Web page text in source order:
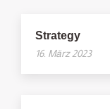
Strategy
16. März 2023